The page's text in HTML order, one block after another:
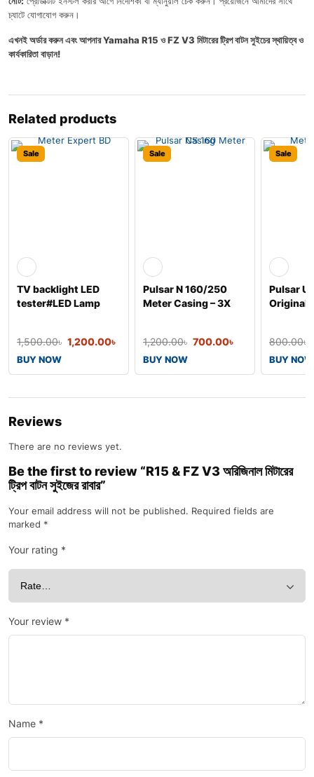
চ্যাটে যোগাযোগ করুন।
এখনই অর্ডার করুন এবং আপনার Yamaha R15 ও FZ V3 মিটারের ট্রিপ বাটন সুইচের স্থায়িত্ব ও
কার্যকারিতা বাড়ান!
Related products
Sale
TV backlight LED
tester#LED Lamp
1,500.00৳ 1,200.00৳
BUY NOW
Sale
Pulsar N 160/250
Meter Casing – 3X
1,200.00৳ 700.00৳
BUY NOW
Sale
Pulsar
Original
800.00৳
BUY NOW
Reviews
There are no reviews yet.
Be the first to review “R15 & FZ V3 অরিজিনাল মিটারের
ট্রিপ বাটন সুইজের রাবার”
Your email address will not be published. Required fields are
marked *
Your rating *
Your review *
Name *